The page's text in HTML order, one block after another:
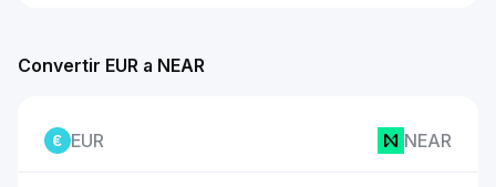
Convertir EUR a NEAR
EUR NEAR